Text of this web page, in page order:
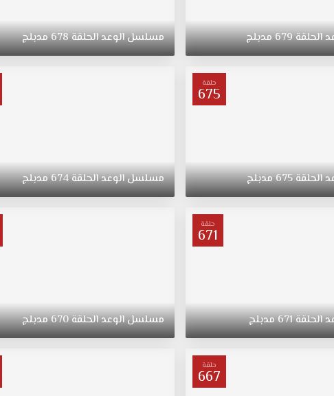
الحلقة679مدبلج مسلسلالوعدالحلقة678مدبلج
حلقة
675
الحلقة675مدبلج مسلسلالوعدالحلقة674مدبلج
حلقة
671
الحلقة671مدبلج مسلسلالوعدالحلقة670مدبلج
حلقة
667